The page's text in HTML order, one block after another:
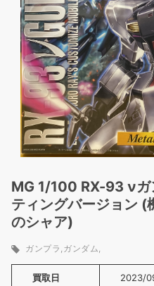
MG 1/100 RX-93 νガ
ティングバージョン (
のシャア)
ガンプラ ガンダム
買取日 2023/